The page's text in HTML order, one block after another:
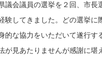
議会議員の選挙を２回、市長
験してきました。どの選挙に
的な協力をいただいて遂行す
が見あたりませんが感謝に堪